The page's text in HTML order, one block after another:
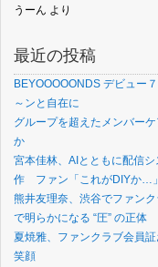
うーん より
最近の投稿
BEYOOOOONDS デビュー
～ンと自在に
グループを超えたメンバー
か
宮本佳林、AIとともに配信
作 ファン「これがDIYか…」
熊井友理奈、渋谷でファン
で明らかになる “圧” の正体
夏焼雅、ファンクラブ会員
笑顔